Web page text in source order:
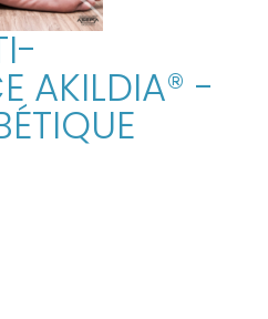
AKILDIA® -